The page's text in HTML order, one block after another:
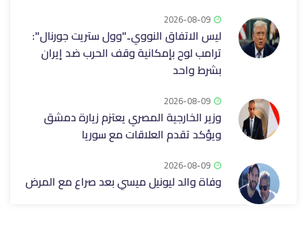
2026-08-09
ليس الاتفاق النووي.."وول ستريت جورنال":
ترامب لوح بإمكانية وقف الحرب ضد إيران
بشرط واحد
2026-08-09
وزير الخارجية المصري يعتزم زيارة دمشق
ويؤكد تقدم العلاقات مع سوريا
2026-08-09
وفاة والد ليونيل ميسي بعد صراع مع المرض